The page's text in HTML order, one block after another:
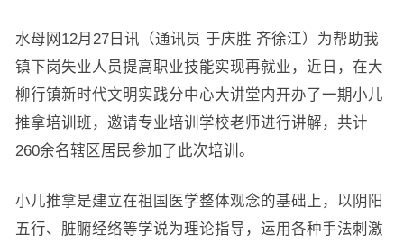
水母网12月27日讯（通讯员 于庆胜 齐徐江）为帮助我
镇下岗失业人员提高职业技能实现再就业，近日，在大
柳行镇新时代文明实践分中心大讲堂内开办了一期小儿
推拿培训班，邀请专业培训学校老师进行讲解，共计
260余名辖区居民参加了此次培训。
小儿推拿是建立在祖国医学整体观念的基础上，以阴阳
五行、脏腑经络等学说为理论指导，运用各种手法刺激